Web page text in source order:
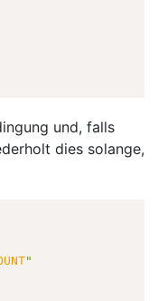
und, falls
dies solange,
"